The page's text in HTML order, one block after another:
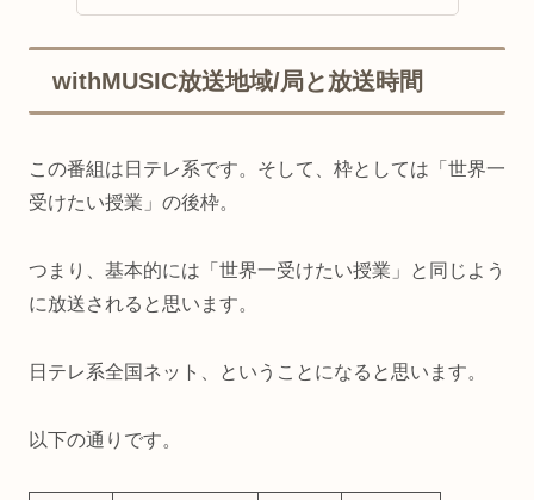
withMUSIC放送地域/局と放送時間
この番組は日テレ系です。そして、枠としては「世界一
受けたい授業」の後枠。
つまり、基本的には「世界一受けたい授業」と同じよう
に放送されると思います。
日テレ系全国ネット、ということになると思います。
以下の通りです。